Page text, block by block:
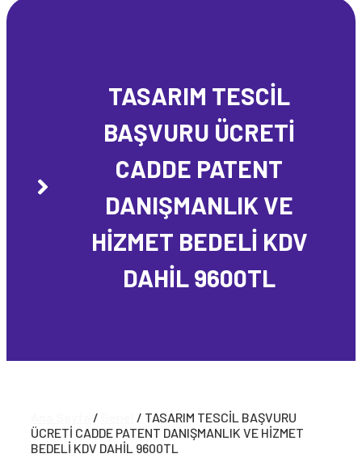
TASARIM TESCİL
BAŞVURU ÜCRETİ
CADDE PATENT
DANIŞMANLIK VE
HİZMET BEDELİ KDV
DAHİL 9600TL
/
/ TASARIM TESCİL BAŞVURU
ÜCRETİ CADDE PATENT DANIŞMANLIK VE HİZMET
BEDELİ KDV DAHİL 9600TL